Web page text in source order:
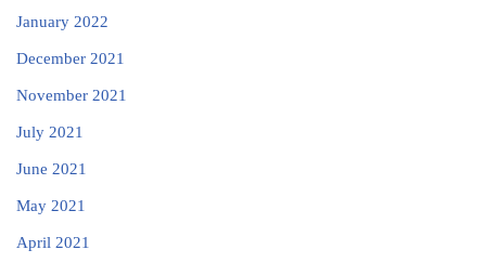
January 2022
December 2021
November 2021
July 2021
June 2021
May 2021
April 2021